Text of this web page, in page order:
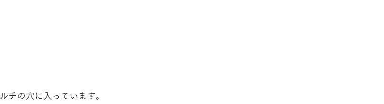
チの穴に入っています。